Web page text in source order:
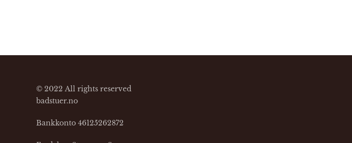
© 2022 All rights reserved
badstuer.no
Bankkonto 46125262872